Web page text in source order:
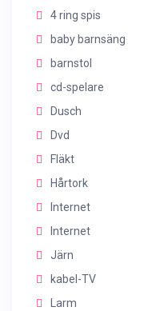
4 ring spis
baby barnsäng
barnstol
cd-spelare
Dusch
Dvd
Fläkt
Hårtork
Internet
Internet
Järn
kabel-TV
Larm